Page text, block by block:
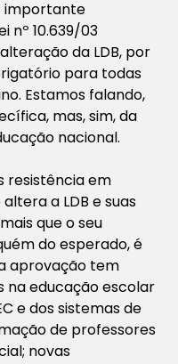
importante
nº 10.639/03
da LDB, por
para todas
Estamos falando,
mas, sim, da
nacional.
resistência em
a LDB e suas
que o seu
do esperado, é
aprovação tem
na educação escolar
e dos sistemas de
de professores
novas